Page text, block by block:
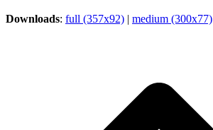
Downloads: full (357x92) | medium (300x77)